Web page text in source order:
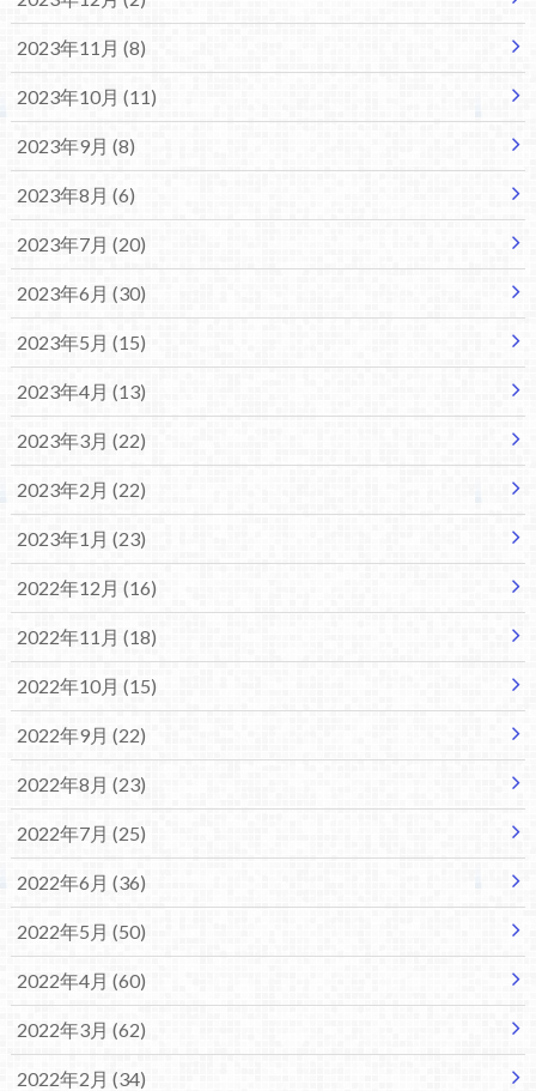
2023年11月 (8)
2023年10月 (11)
2023年9月 (8)
2023年8月 (6)
2023年7月 (20)
2023年6月 (30)
2023年5月 (15)
2023年4月 (13)
2023年3月 (22)
2023年2月 (22)
2023年1月 (23)
2022年12月 (16)
2022年11月 (18)
2022年10月 (15)
2022年9月 (22)
2022年8月 (23)
2022年7月 (25)
2022年6月 (36)
2022年5月 (50)
2022年4月 (60)
2022年3月 (62)
2022年2月 (34)